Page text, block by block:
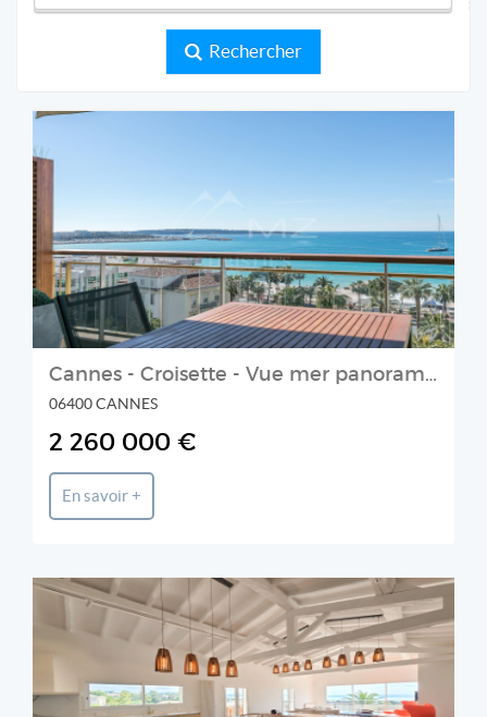
Rechercher
Cannes - Croisette - Vue mer panoramique
06400 CANNES
2 260 000 €
En savoir +
AGENCE AZUR ASTORIA